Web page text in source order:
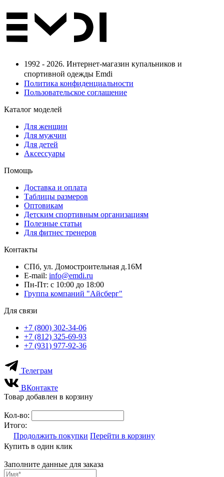
1992 - 2026. Интернет-магазин купальников и
спортивной одежды Emdi
Политика конфиденциальности
Пользовательское соглашение
Каталог моделей
Для женщин
Для мужчин
Для детей
Аксессуары
Помощь
Доставка и оплата
Таблицы размеров
Оптовикам
Детским спортивным организациям
Полезные статьи
Для фитнес тренеров
Контакты
СПб, ул. Домостроительная д.16М
E-mail: info@emdi.ru
Пн-Пт: с 10:00 до 18:00
Группа компаний "Айсберг"
Для связи
+7 (800) 302-34-06
+7 (812) 325-69-93
+7 (931) 977-92-36
Телеграм
ВКонтакте
Товар добавлен в корзину
Кол-во:
Итого:
Продолжить покупки Перейти в корзину
Купить в один клик
Заполните данные для заказа